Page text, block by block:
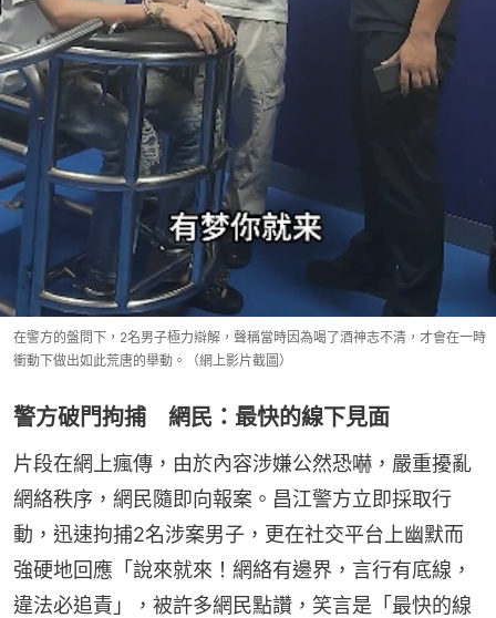
在警方的盤問下，2名男子極力辯解，聲稱當時因為喝了酒神志不清，才會在一時
衝動下做出如此荒唐的舉動。（網上影片截圖）
警方破門拘捕 網民：最快的線下見面
片段在網上瘋傳，由於內容涉嫌公然恐嚇，嚴重擾亂
網絡秩序，網民隨即向報案。昌江警方立即採取行
動，迅速拘捕2名涉案男子，更在社交平台上幽默而
強硬地回應「說來就來！網絡有邊界，言行有底線，
違法必追責」，被許多網民點讚，笑言是「最快的線